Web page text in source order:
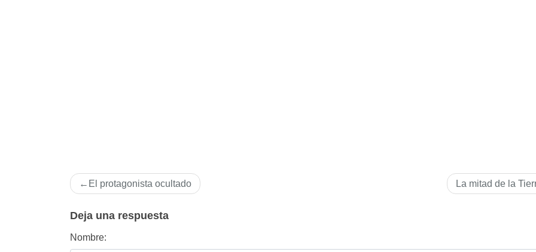
Navegación
de
entradas
El protagonista ocultado La mitad de la
Deja una respuesta
Nombre: